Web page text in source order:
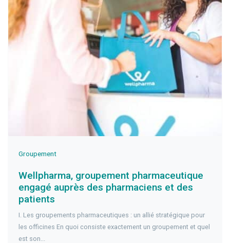
Groupement
Wellpharma, groupement pharmaceutique
engagé auprès des pharmaciens et des
patients
I. Les groupements pharmaceutiques : un allié stratégique pour
les officines En quoi consiste exactement un groupement et quel
est son...